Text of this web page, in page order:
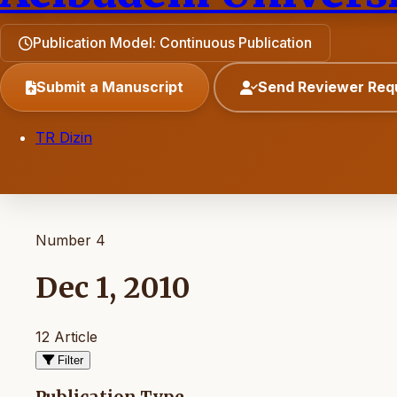
Publication Model: Continuous Publication
Submit a Manuscript Send Reviewer
TR Dizin
Number 4
Dec 1, 2010
12 Article
Filter